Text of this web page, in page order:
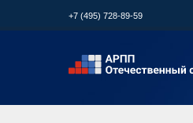
+7 (495) 728-89-59